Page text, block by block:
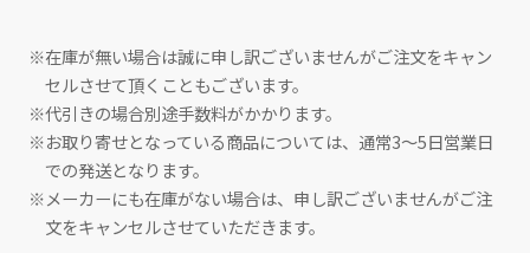
※在庫が無い場合は誠に申し訳ございませんがご注文をキャン
セルさせて頂くこともございます。
※代引きの場合別途手数料がかかります。
※お取り寄せとなっている商品については、通常3～5日営業日
での発送となります。
※メーカーにも在庫がない場合は、申し訳ございませんがご注
文をキャンセルさせていただきます。